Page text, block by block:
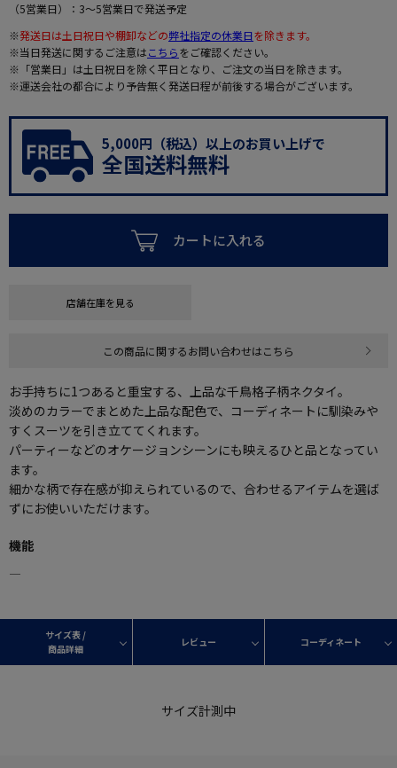
（5営業日）：3～5営業日で発送予定
※発送日は土日祝日や棚卸などの弊社指定の休業日を除きます。
※当日発送に関するご注意はこちらをご確認ください。
※「営業日」は土日祝日を除く平日となり、ご注文の当日を除きます。
※運送会社の都合により予告無く発送日程が前後する場合がございます。
5,000円（税込）以上のお買い上げで
全国送料無料
カートに入れる
店舗在庫を見る
この商品に関するお問い合わせはこちら
お手持ちに1つあると重宝する、上品な千鳥格子柄ネクタイ。
淡めのカラーでまとめた上品な配色で、コーディネートに馴染みや
すくスーツを引き立ててくれます。
パーティーなどのオケージョンシーンにも映えるひと品となってい
ます。
細かな柄で存在感が抑えられているので、合わせるアイテムを選ば
ずにお使いいただけます。
機能
―
サイズ表 /
商品詳細
レビュー コーディネート
サイズ計測中